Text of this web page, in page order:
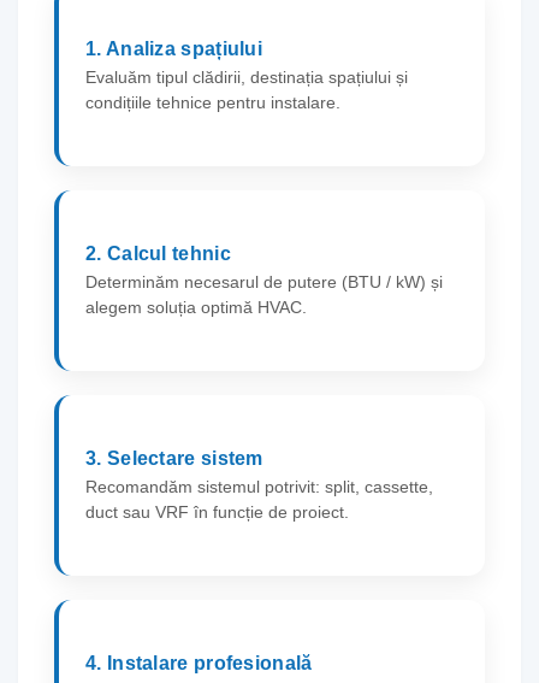
1. Analiza spațiului
Evaluăm tipul clădirii, destinația spațiului și
condițiile tehnice pentru instalare.
2. Calcul tehnic
Determinăm necesarul de putere (BTU / kW) și
alegem soluția optimă HVAC.
3. Selectare sistem
Recomandăm sistemul potrivit: split, cassette,
duct sau VRF în funcție de proiect.
4. Instalare profesională